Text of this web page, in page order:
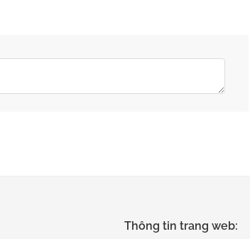
Thông tin trang web: